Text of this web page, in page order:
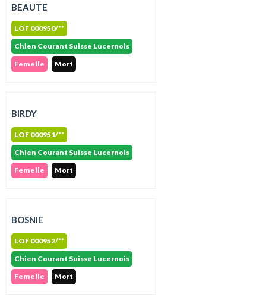
BEAUTE
LOF 000950/**
Chien Courant Suisse Lucernois
Femelle
Mort
BIRDY
LOF 000951/**
Chien Courant Suisse Lucernois
Femelle
Mort
BOSNIE
LOF 000952/**
Chien Courant Suisse Lucernois
Femelle
Mort